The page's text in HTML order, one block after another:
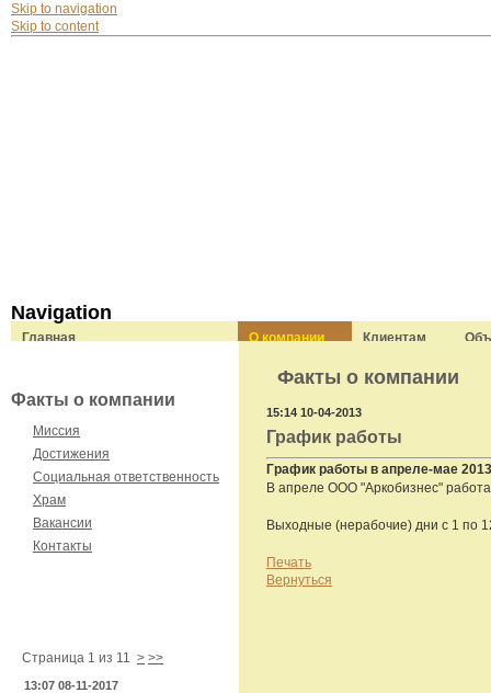
Skip to navigation
Skip to content
Navigation
Главная О компании Клиентам
Факты о компании
Миссия
Достижения
Социальная ответственность
Храм
Вакансии
Контакты
Страница 1 из 11 > >>
13:07 08-11-2017
Факты о компании
15:14 10-04-2013
График работы
График работы в апреле-мае
В апреле ООО "Аркобизнес"
Выходные (нерабочие) дни с 1 по
Печать
Вернуться